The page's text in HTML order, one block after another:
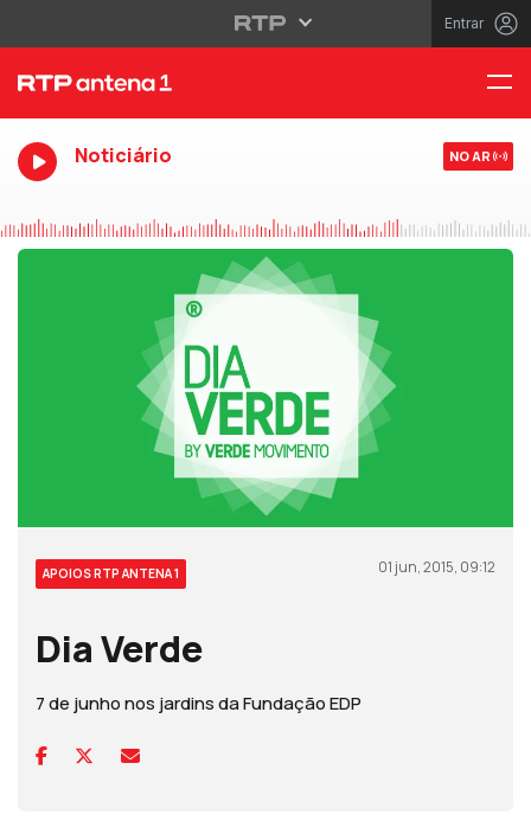
Entrar
Noticiário NO AR
APOIOS RTP ANTENA 1 01 jun, 2015, 09:12
Dia Verde
7 de junho nos jardins da Fundação EDP